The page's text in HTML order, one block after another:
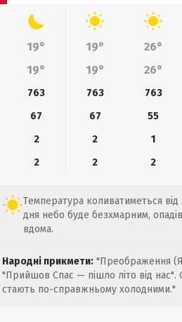
19° 19° 26°
19° 19° 26°
763 763 763
67 67 55
2 2 1
2 2 2
Температура коливатиметься
дня небо буде безхмарним,
вдома.
Народні прикмети: "Преображення
"Прийшов Спас — пішло літо від
стають по-справжньому холодними."